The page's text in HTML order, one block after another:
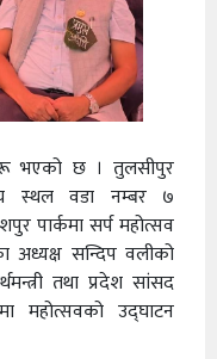
भएको छ । तुलसीपुर
स्थल वडा नम्बर ७
पार्कमा सर्प महोत्सव
सन्दिप वलीको
तथा प्रदेश सांसद
महोत्सवको उद्घाटन